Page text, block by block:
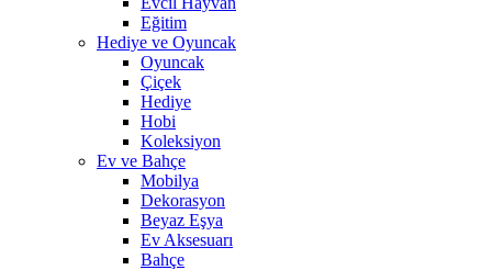
Eğitim
Hediye ve Oyuncak
Oyuncak
Çiçek
Hediye
Hobi
Koleksiyon
Ev ve Bahçe
Mobilya
Dekorasyon
Beyaz Eşya
Ev Aksesuarı
Bahçe